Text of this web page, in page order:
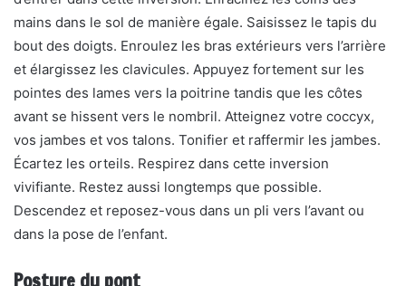
mains dans le sol de manière égale. Saisissez le tapis du
bout des doigts. Enroulez les bras extérieurs vers l’arrière
et élargissez les clavicules. Appuyez fortement sur les
pointes des lames vers la poitrine tandis que les côtes
avant se hissent vers le nombril. Atteignez votre coccyx,
vos jambes et vos talons. Tonifier et raffermir les jambes.
Écartez les orteils. Respirez dans cette inversion
vivifiante. Restez aussi longtemps que possible.
Descendez et reposez-vous dans un pli vers l’avant ou
dans la pose de l’enfant.